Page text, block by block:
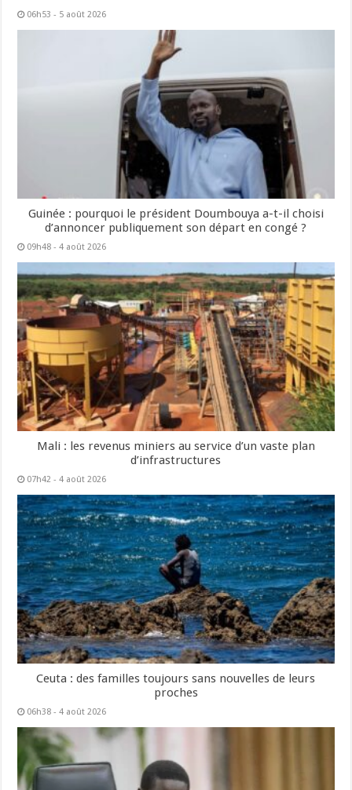
06h53 - 5 août 2026
Guinée : pourquoi le président Doumbouya a-t-il choisi
d’annoncer publiquement son départ en congé ?
09h48 - 4 août 2026
Mali : les revenus miniers au service d’un vaste plan
d’infrastructures
07h42 - 4 août 2026
Ceuta : des familles toujours sans nouvelles de leurs
proches
06h38 - 4 août 2026